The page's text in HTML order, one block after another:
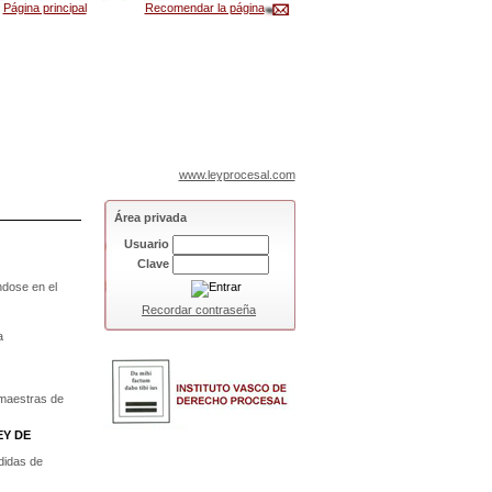
Página principal Recomendar la página
www.leyprocesal.com
en el
de
DE
de
Área privada
Usuario
Clave
Recordar contraseña